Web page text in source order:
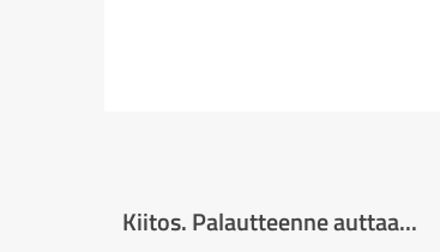
Kiitos. Palautteenne auttaa...